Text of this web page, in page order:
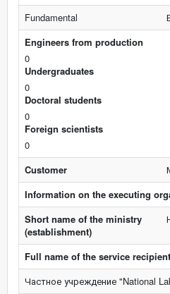
Fundamental
Engineers from production
0
Undergraduates
0
Doctoral students
0
Foreign scientists
0
Customer
Information on the executing
Short name of the ministry
(establishment)
Full name of the service recipient
Частное учреждение "National